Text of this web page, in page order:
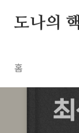
도나의
홈